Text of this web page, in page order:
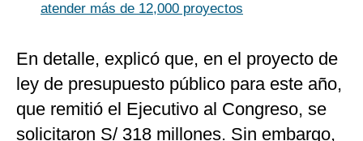
atender más de 12,000 proyectos
En detalle, explicó que, en el proyecto de
ley de presupuesto público para este año,
que remitió el Ejecutivo al Congreso, se
solicitaron S/ 318 millones. Sin embargo,